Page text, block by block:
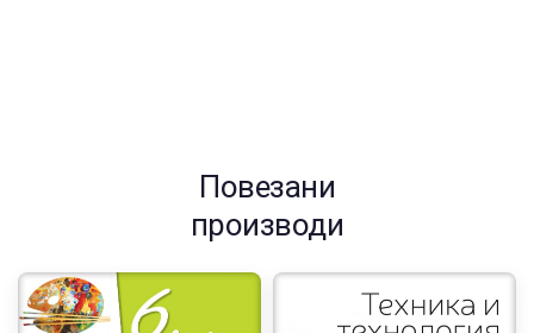
Повезани
производи